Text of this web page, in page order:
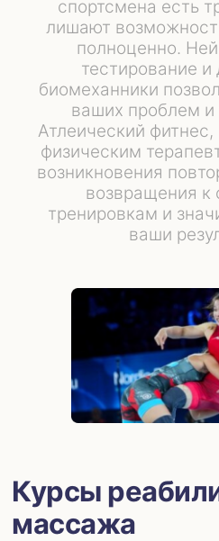
спортсмена есть
лишают
полноценно.
тестирование и
биомеханники
ваших проблем и
Атлеический
физическим
возникновения
возвращения к
тренировкам и
ваши
Курсы
массажа